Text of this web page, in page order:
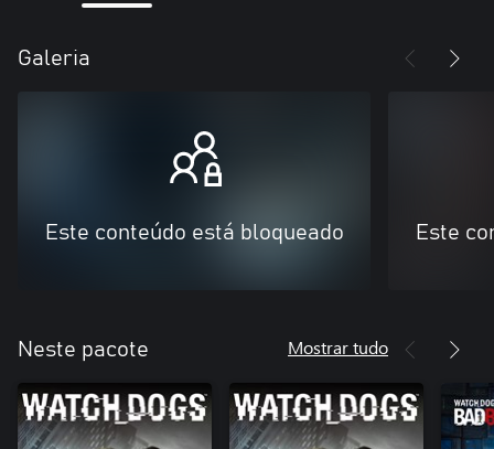
Galeria
Este conteúdo está bloqueado Este
Neste pacote Mostrar tudo